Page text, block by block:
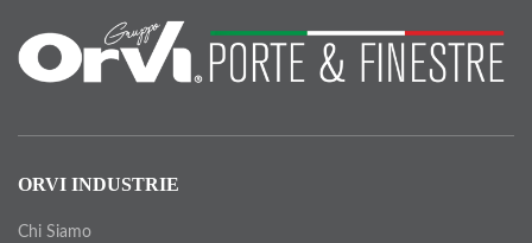
ORVI INDUSTRIE
Chi Siamo